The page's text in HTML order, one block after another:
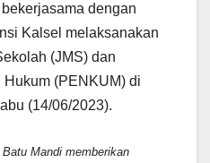
dengan
Kalsel melaksanakan
(JMS) dan
(PENKUM) di
(14/06/2023).
Mandi memberikan